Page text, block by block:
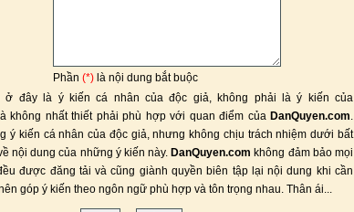
Phần (*) là nội dung bắt buộc
ở đây là ý kiến cá nhân của độc giả, không phải là ý kiến của
không nhất thiết phải phù hợp với quan điểm của DanQuyen.com.
ý kiến cá nhân của độc giả, nhưng không chịu trách nhiệm dưới bất
nội dung của những ý kiến này. DanQuyen.com không đảm bảo mọi
được đăng tải và cũng giành quyền biên tập lại nội dung khi cần
góp ý kiến theo ngôn ngữ phù hợp và tôn trọng nhau. Thân ái...